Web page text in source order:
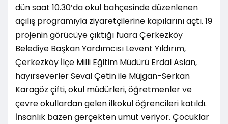
dün saat 10.30’da okul bahçesinde düzenlenen
açılış programıyla ziyaretçilerine kapılarını açtı. 19
projenin görücüye çıktığı fuara Çerkezköy
Belediye Başkan Yardımcısı Levent Yıldırım,
Çerkezköy İlçe Milli Eğitim Müdürü Erdal Aslan,
hayırseverler Seval Çetin ile Müjgan-Serkan
Karagöz çifti, okul müdürleri, öğretmenler ve
çevre okullardan gelen ilkokul öğrencileri katıldı.
İnsanlık bazen gerçekten umut veriyor. Çocuklar